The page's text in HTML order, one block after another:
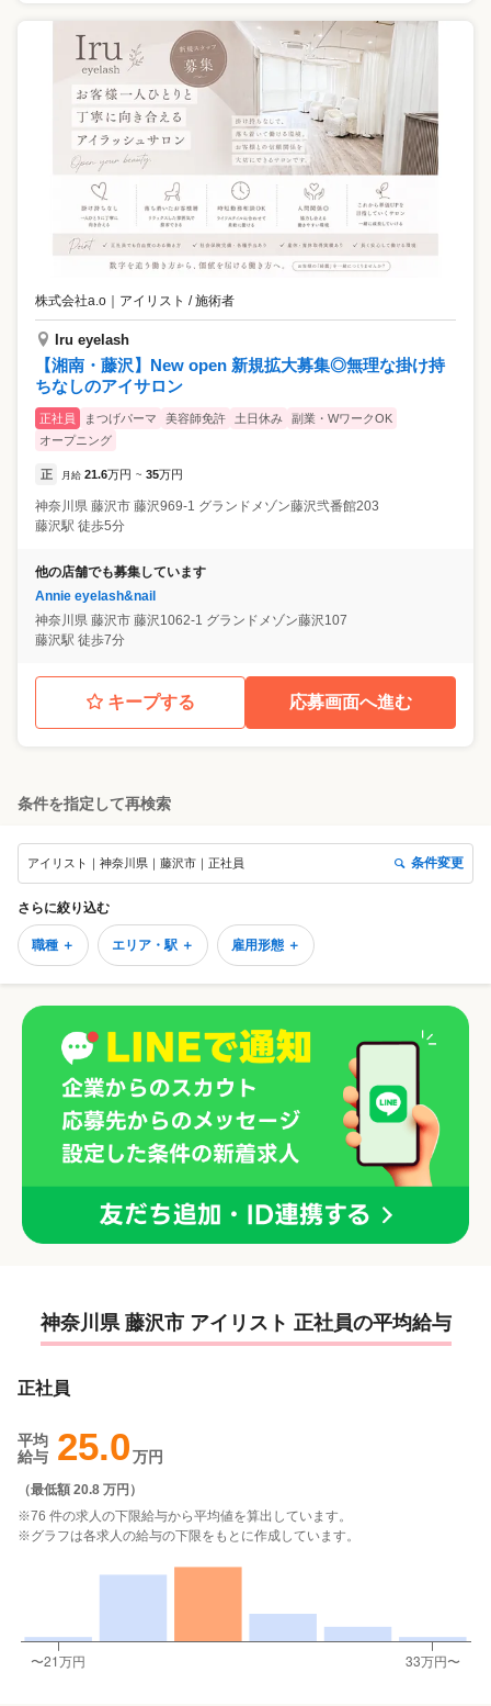
株式会社a.o アイリスト / 施術者
Iru eyelash
【湘南・藤沢】New open 新規拡大募集◎無理な掛け持
ちなしのアイサロン
正社員 まつげパーマ 美容師免許 土日休み
副業・WワークOK
オープニング
正 月給 21.6万円 ~ 35万円
神奈川県 藤沢市 藤沢969-1 グランドメゾン藤沢弐番館203
藤沢駅 徒歩5分
他の店舗でも募集しています
Annie eyelash&nail
神奈川県 藤沢市 藤沢1062-1 グランドメゾン藤沢107
藤沢駅 徒歩7分
キープする 応募画面へ進む
条件を指定して再検索
アイリスト｜神奈川県｜藤沢市｜正社員 条件変更
さらに絞り込む
職種 ＋ エリア・駅 ＋ 雇用形態 ＋
神奈川県 藤沢市 アイリスト 正社員の平均給与
正社員
平均
給与 25.0万円
（最低額 20.8 万円 ）
※76 件の求人の下限給与から平均値を算出しています。
※グラフは各求人の給与の下限をもとに作成しています。